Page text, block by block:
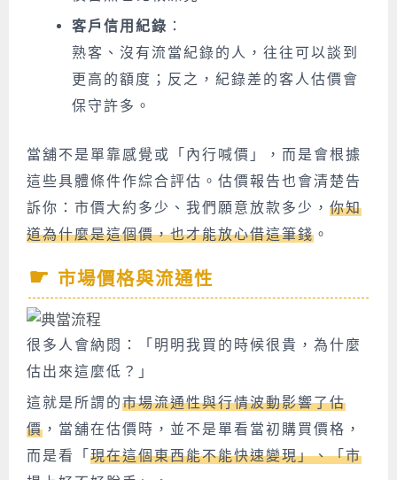
客戶信用紀錄 ：
熟客、沒有流當紀錄的人，往往可以談到
更高的額度；反之，紀錄差的客人估價會
保守許多。
當舖不是單靠感覺或「內行喊價」，而是會根據
這些具體條件作綜合評估。估價報告也會清楚告
訴你：市價大約多少、我們願意放款多少， 你知
道為什麼是這個價，也才能放心借這筆錢 。
市場價格與流通性
很多人會納悶：「明明我買的時候很貴，為什麼
估出來這麼低？」
這就是所謂的市場流通性與行情波動影響了估
價 ，當舖在估價時，並不是單看當初購買價格，
而是看「 現在這個東西能不能快速變現」、「市